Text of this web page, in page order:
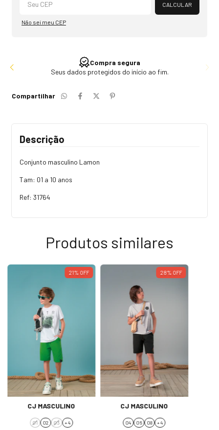
CALCULAR
Não sei meu CEP
Compra segura
Seus dados protegidos do início ao fim.
Compartilhar
Descrição
Conjunto masculino Lamon
Tam: 01 a 10 anos
Ref: 31764
Produtos similares
21% OFF
CJ MASCULINO
01 02 03 + 4
28% OFF
CJ MASCULINO
04 06 08 + 4